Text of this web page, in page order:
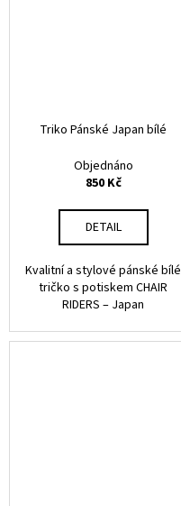
Triko Pánské Japan bílé
Objednáno
850 Kč
DETAIL
Kvalitní a stylové pánské bílé
tričko s potiskem CHAIR
RIDERS – Japan
HLEDAT